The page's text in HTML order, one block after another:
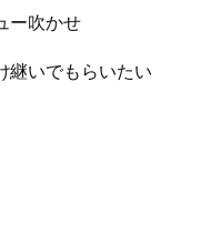
ー吹かせ
継いでもらいたい